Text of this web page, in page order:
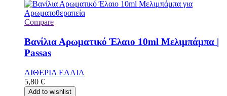
Compare
Βανίλια Αρωματικό Έλαιο 10ml Μελιμπάμπα |
Passas
ΑΙΘΕΡΙΑ ΕΛΑΙΑ
5,80 €
Add to wishlist